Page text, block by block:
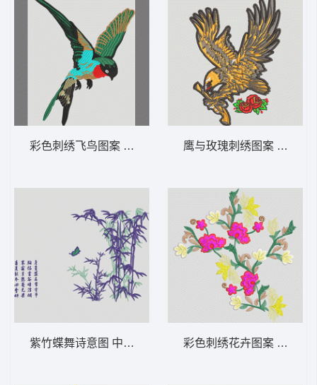
彩色刺绣飞鸟图案 卡通小鸟
紫竹蝶舞诗意图 中国风竹子诗词精品
鹰与玫瑰刺绣图案 老鹰
彩色刺绣花卉图案 靓花